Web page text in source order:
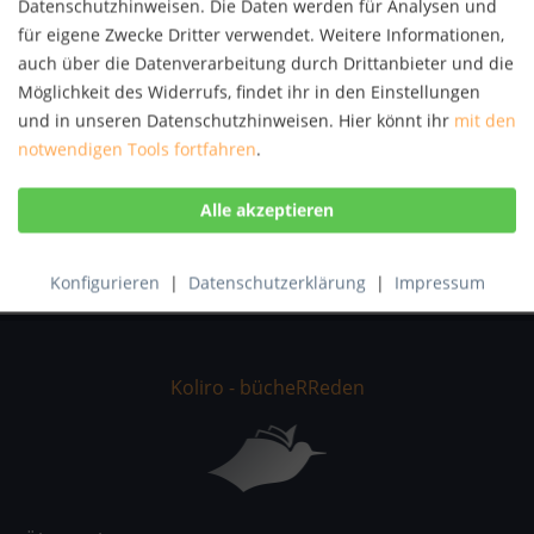
Datenschutzhinweisen. Die Daten werden für Analysen und
für eigene Zwecke Dritter verwendet. Weitere Informationen,
auch über die Datenverarbeitung durch Drittanbieter und die
Möglichkeit des Widerrufs, findet ihr in den Einstellungen
und in unseren Datenschutzhinweisen. Hier könnt ihr mit den
notwendigen Tools fortfahren.
Konfigurieren | Datenschutzerklärung | Impressum
Autor:
Nakkiran Sivaguru
Artikel-Nr.:
KNV33087056
ISBN:
9783848426201
Beschreibung
The study is undertaken under the auspicious of
Ethiopian Agricultural Research Organization. It...mehr
Bewertungen lesen, schreiben und diskutieren...mehr
Koliro - bücheRReden